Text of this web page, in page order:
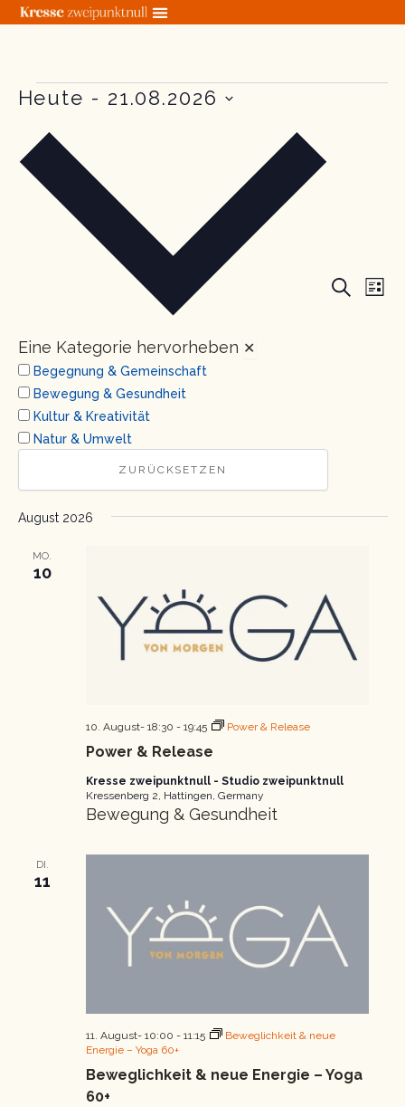
Zum
Veranstaltungen
SUCHE
Heute - 21.08.2026
wählen.
Eine Kategorie hervorheben ✕
Begegnung & Gemeinschaft
Bewegung & Gesundheit
Kultur & Kreativität
Natur & Umwelt
ZURÜCKSETZEN
August 2026
MO.
10
Power & Release
10. August- 18:30 - 19:45 Power & Release
Kresse zweipunktnull - Studio zweipunktnull
Kressenberg 2, Hattingen, Germany
Bewegung & Gesundheit
DI.
11
Beweglichkeit & neue Energie – Yoga
60+
11. August- 10:00 - 11:15
Beweglichkeit & neue
Energie – Yoga 60+